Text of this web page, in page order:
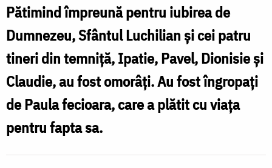
și
cei
dimpreună
el
drumul
spre
Pătimind împreună pentru iubirea de
Dumnezeu, Sfântul Luchilian și cei patru
tineri din temniță, Ipatie, Pavel, Dionisie și
Claudie, au fost omorâți. Au fost îngropați
de Paula fecioara, care a plătit cu viața
pentru fapta sa.